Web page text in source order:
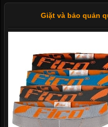
Giặt và bảo quản